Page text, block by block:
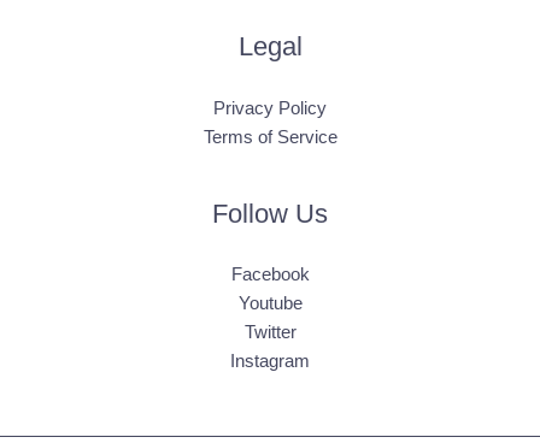
Legal
Privacy Policy
Terms of Service
Follow Us
Facebook
Youtube
Twitter
Instagram